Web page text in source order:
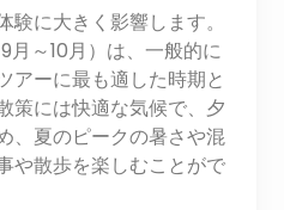
に大きく影響します。
～10月）は、一般的に
アーに最も適した時期と
策には快適な気候で、夕
、夏のピークの暑さや混
や散歩を楽しむことがで